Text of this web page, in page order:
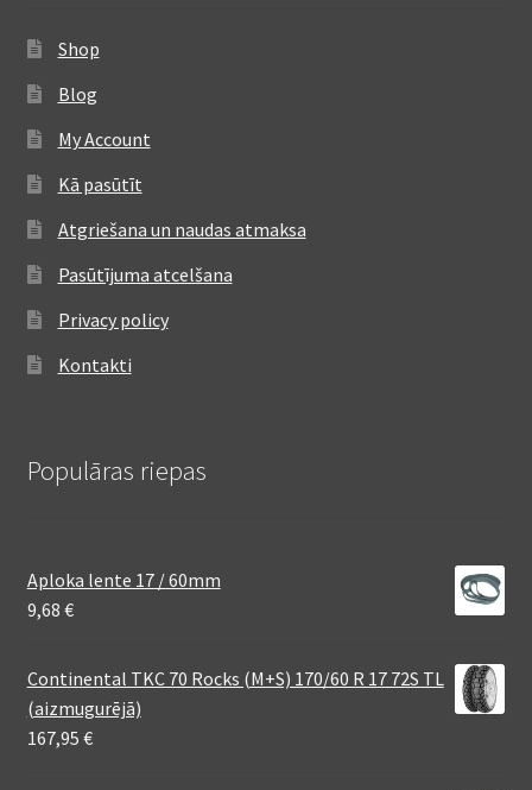
Shop
Blog
My Account
Kā pasūtīt
Atgriešana un naudas atmaksa
Pasūtījuma atcelšana
Privacy policy
Kontakti
Populāras riepas
Aploka lente 17 / 60mm
9,68 €
Continental TKC 70 Rocks (M+S) 170/60 R 17 72S TL
(aizmugurējā)
167,95 €